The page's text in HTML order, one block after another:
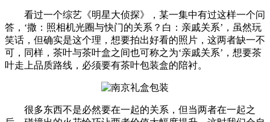
看过一个综艺《明星大侦探》，某一集中有过这样一个问
答，‘撒：照相机光圈与快门的关系？白：亲戚关系’，虽然玩
笑话，但确实是这个理，想要拍出好看的照片，这两者缺一不
可，同样，茶叶与茶叶盒之间也可称之为‘亲戚关系’，想要茶
叶走上品质路线，必须要有茶叶包装盒的陪衬。
很多东西不是必然要在一起的关系，但当两者在一起之